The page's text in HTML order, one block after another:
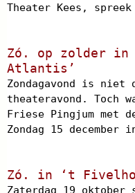
Theater Kees,
Zó. op zolder in
Atlantis’
Zondagavond is niet
theateravond. Toch
Friese Pingjum met
Zondag 15 december
Zó. in ‘t
Zaterdag 19 oktober